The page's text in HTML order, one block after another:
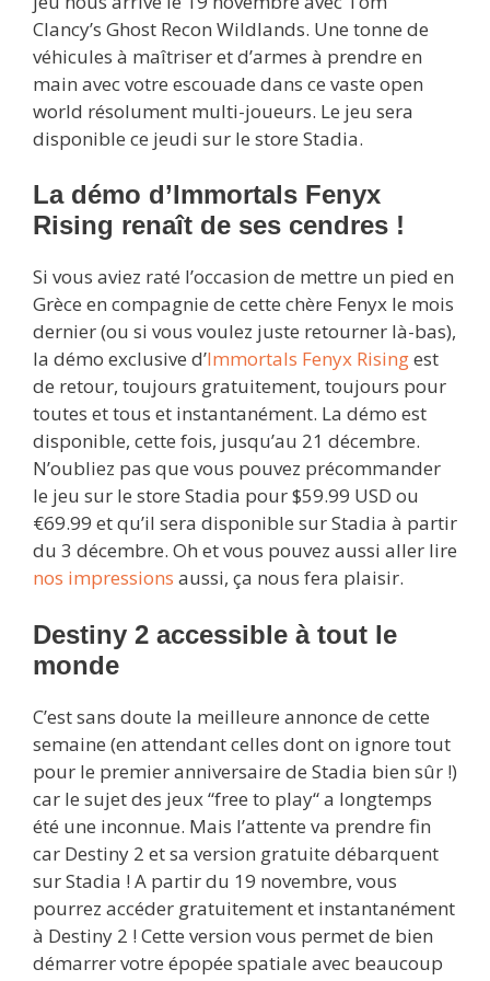
Clancy’s Ghost Recon Wildlands. Une tonne de
véhicules à maîtriser et d’armes à prendre en
main avec votre escouade dans ce vaste open
world résolument multi-joueurs. Le jeu sera
disponible ce jeudi sur le store Stadia.
La démo d’Immortals Fenyx
Rising renaît de ses cendres !
Si vous aviez raté l’occasion de mettre un pied en
Grèce en compagnie de cette chère Fenyx le mois
dernier (ou si vous voulez juste retourner là-bas),
la démo exclusive d’Immortals Fenyx Risingest
de retour, toujours gratuitement, toujours pour
toutes et tous et instantanément. La démo est
disponible, cette fois, jusqu’au 21 décembre.
N’oubliez pas que vous pouvez précommander
le jeu sur le store Stadia pour $59.99 USD ou
€69.99 et qu’il sera disponible sur Stadia à partir
du 3 décembre. Oh et vous pouvez aussi aller lire
nos impressions aussi, ça nous fera plaisir.
Destiny 2 accessible à tout le
monde
C’est sans doute la meilleure annonce de cette
semaine (en attendant celles dont on ignore tout
pour le premier anniversaire de Stadia bien sûr !)
car le sujet des jeux “free to play“ a longtemps
été une inconnue. Mais l’attente va prendre fin
car Destiny 2 et sa version gratuite débarquent
sur Stadia ! A partir du 19 novembre, vous
pourrez accéder gratuitement et instantanément
à Destiny 2 ! Cette version vous permet de bien
démarrer votre épopée spatiale avec beaucoup